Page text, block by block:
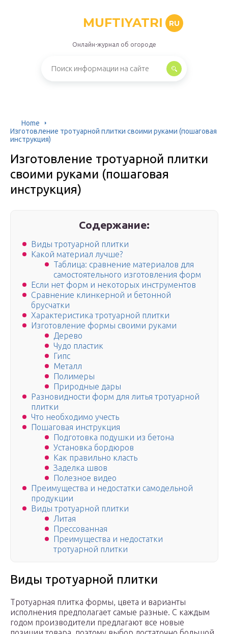
MUFTIYATRI RU
Онлайн-журнал об огороде
Home
Изготовление тротуарной плитки своими руками (пошаговая
инструкция)
Изготовление тротуарной плитки
своими руками (пошаговая
инструкция)
Содержание:
Виды тротуарной плитки
Какой материал лучше?
Таблица: сравнение материалов для
самостоятельного изготовления форм
Если нет форм и некоторых инструментов
Сравнение клинкерной и бетонной
брусчатки
Характеристика тротуарной плитки
Изготовление формы своими руками
Дерево
Чудо пластик
Гипс
Металл
Полимеры
Природные дары
Разновидности форм для литья тротуарной
плитки
Что необходимо учесть
Пошаговая инструкция
Подготовка подушки из бетона
Установка бордюров
Как правильно класть
Заделка швов
Полезное видео
Преимущества и недостатки самодельной
продукции
Виды тротуарной плитки
Литая
Прессованная
Преимущества и недостатки
тротуарной плитки
Виды тротуарной плитки
Тротуарная плитка формы, цвета и варианты
исполнения предполагает самые разные. С каждым
годом производители предлагают все новые